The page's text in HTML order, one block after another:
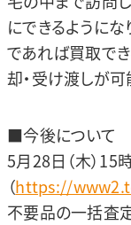
にできるように
であれば買取で
却・受け渡しが可
■今後について
5月28日（木）15
（https://
不要品の一括査